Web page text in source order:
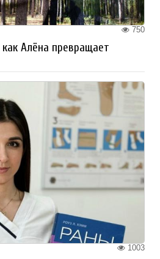
750
Алёна превращает
1003